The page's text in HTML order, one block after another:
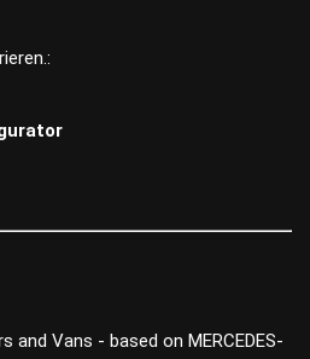
and Vans - based on MERCEDES-